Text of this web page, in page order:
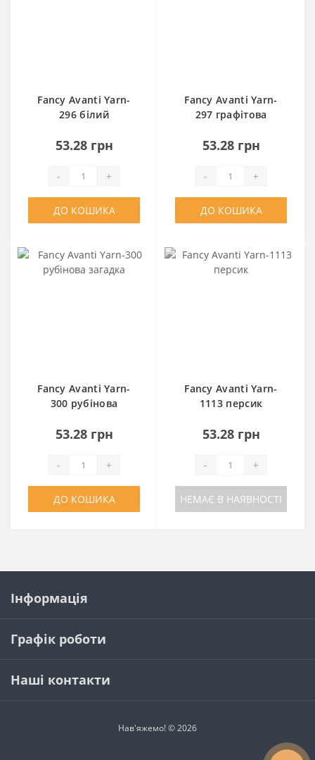
Fancy Avanti Yarn-
296 білий
53.28 грн
- +
ДО КОШИКА
Fancy Avanti Yarn-
297 графітова
53.28 грн
- +
ДО КОШИКА
Fancy Avanti Yarn-
300 рубінова
53.28 грн
- +
ДО КОШИКА
Fancy Avanti Yarn-
1113 персик
53.28 грн
- +
НЕМАЄ В НАЯВНОСТІ
Інформація
Графік роботи
Наші контакти
Нав'яжемо! © 2026